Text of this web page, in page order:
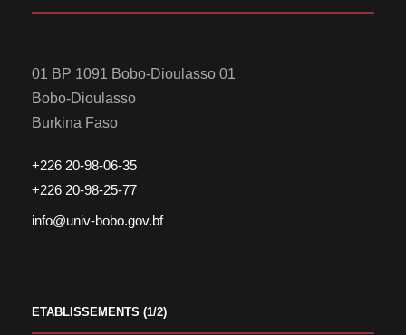
01 BP 1091 Bobo-Dioulasso 01
Bobo-Dioulasso
Burkina Faso
+226 20-98-06-35
+226 20-98-25-77
info@univ-bobo.gov.bf
ETABLISSEMENTS (1/2)